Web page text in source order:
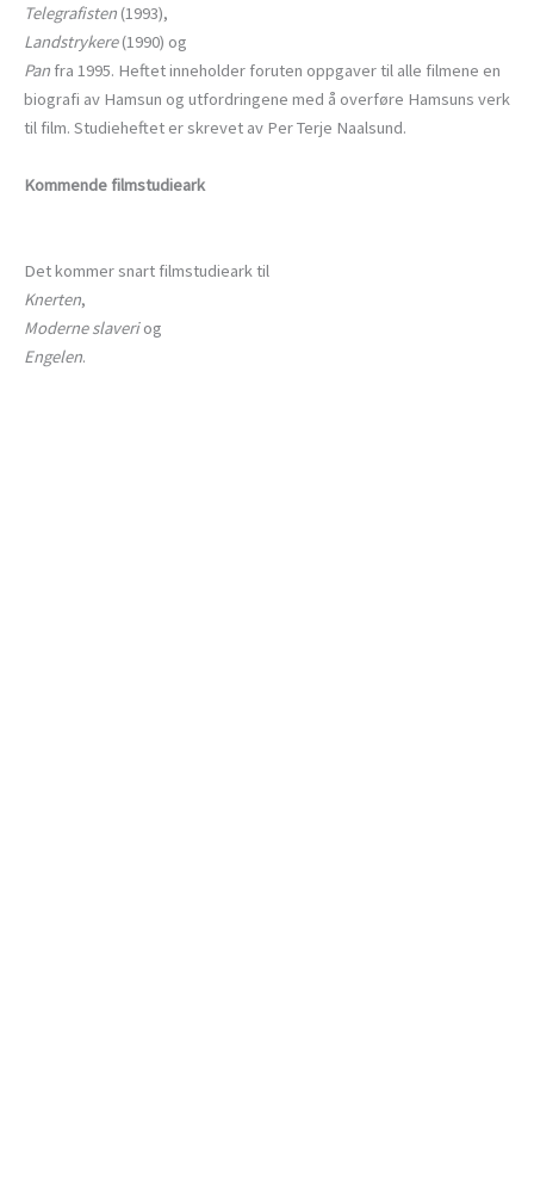
Telegrafisten (1993),
Landstrykere(1990) og
Pan fra 1995. Heftet inneholder foruten oppgaver til alle filmene en
biografi av Hamsun og utfordringene med å overføre Hamsuns verk
til film. Studieheftet er skrevet av Per Terje Naalsund.
Kommende filmstudieark
Det kommer snart filmstudieark til
Knerten,
Moderne slaveriog
Engelen.